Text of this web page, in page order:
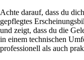
Achte darauf, dass du
gepflegtes
und zeigt, dass du die
in einem technischen
professionell als auch